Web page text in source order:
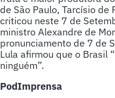
de São Paulo, Tarcísio
criticou neste 7 de
ministro Alexandre de
pronunciamento de 7 de
Lula afirmou que o Brasil
ninguém”.
PodImprensa